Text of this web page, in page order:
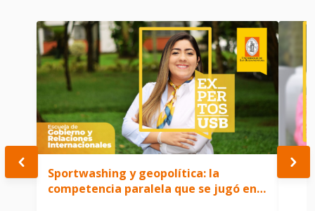
Sportwashing y geopolítica: la
competencia paralela que se jugó en